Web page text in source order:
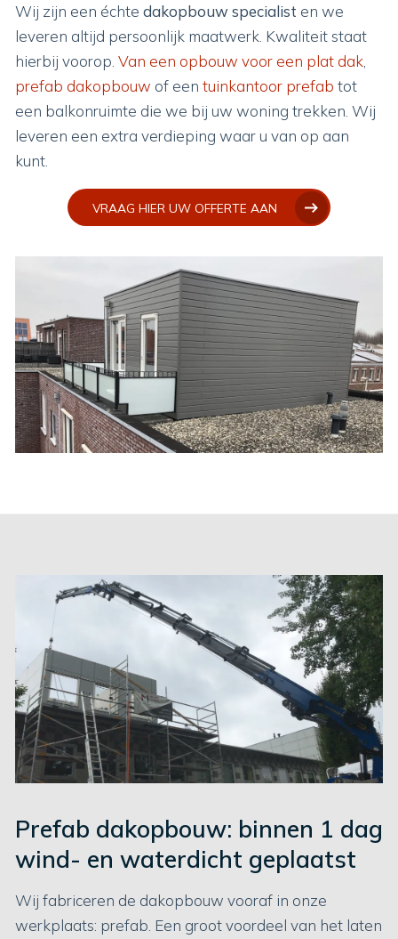
Wij zijn een échte dakopbouw specialist en we
leveren altijd persoonlijk maatwerk. Kwaliteit staat
hierbij voorop. Van een opbouw voor een plat dak
prefab dakopbouw of een tuinkantoor prefab tot
een balkonruimte die we bij uw woning trekken. Wij
leveren een extra verdieping waar u van op aan
kunt.
VRAAG HIER UW OFFERTE AAN
Prefab dakopbouw: binnen 1 dag
wind- en waterdicht geplaatst
Wij fabriceren de dakopbouw vooraf in onze
werkplaats: prefab. Een groot voordeel van het laten